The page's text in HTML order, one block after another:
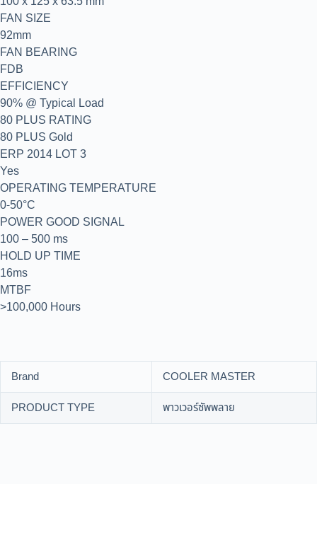
FAN SIZE
92mm
FAN BEARING
FDB
EFFICIENCY
90% @ Typical Load
80 PLUS RATING
80 PLUS Gold
ERP 2014 LOT 3
Yes
OPERATING TEMPERATURE
0-50°C
POWER GOOD SIGNAL
100 – 500 ms
HOLD UP TIME
16ms
MTBF
>100,000 Hours
Brand
COOLER MASTER
PRODUCT TYPE
พาวเวอร์ซัพพลาย